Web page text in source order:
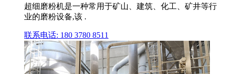
超细磨粉机是一种常用于矿山、建筑、化工、矿井等行
业的磨粉设备,该 .
联系电话: 180 3780 8511